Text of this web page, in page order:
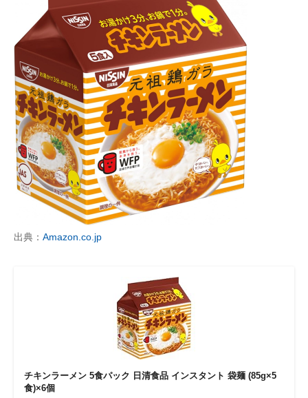
出典： Amazon.co.jp
チキンラーメン 5食パック 日清食品 インスタント 袋麺 (85g×5
食)×6個